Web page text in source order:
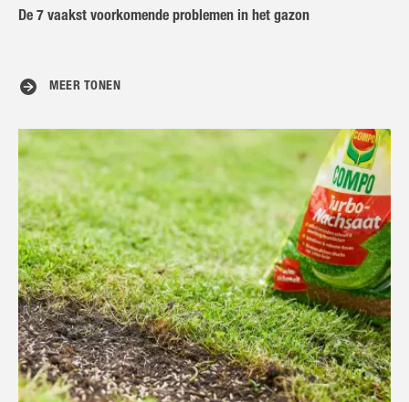
De 7 vaakst voorkomende problemen in het gazon
MEER TONEN